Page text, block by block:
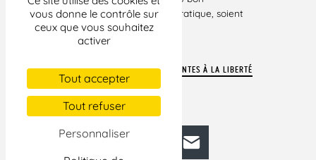
vous donne le contrôle sur
ceux que vous souhaitez
activer
Tout accepter
Tout refuser
Personnaliser
fonctionnement d’une société démocratique, soient
respectées.
Paris, le 20 octobre 2023
LIRE LE COMMUNIQUÉ LDH « HALTE AUX ATTEINTES À LA LIBERTÉ
DE MANIFESTATION » EN PDF.
Facebook
BlueskyMastodonLinkedIn